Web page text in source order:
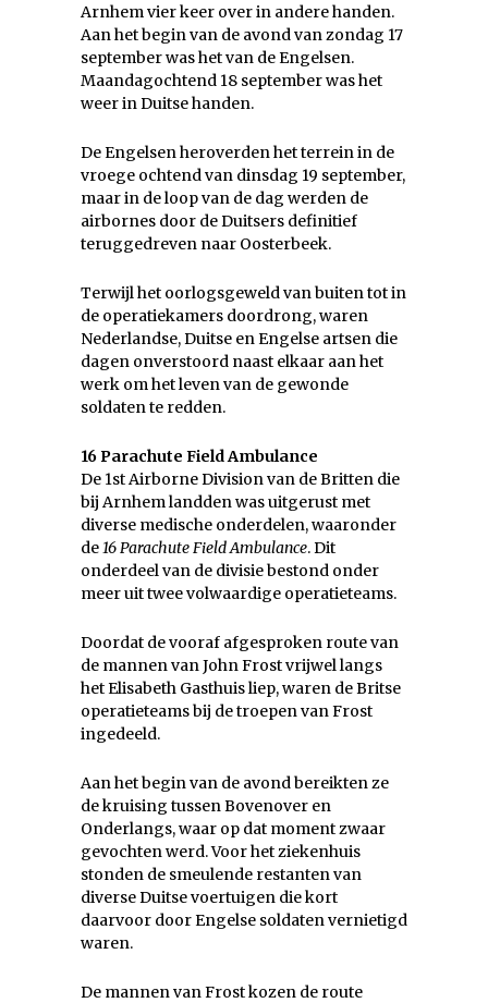
Arnhem vier keer over in andere handen.
Aan het begin van de avond van zondag 17
september was het van de Engelsen.
Maandagochtend 18 september was het
weer in Duitse handen.
De Engelsen heroverden het terrein in de
vroege ochtend van dinsdag 19 september,
maar in de loop van de dag werden de
airbornes door de Duitsers definitief
teruggedreven naar Oosterbeek.
Terwijl het oorlogsgeweld van buiten tot in
de operatiekamers doordrong, waren
Nederlandse, Duitse en Engelse artsen die
dagen onverstoord naast elkaar aan het
werk om het leven van de gewonde
soldaten te redden.
16 Parachute Field Ambulance
De 1st Airborne Division van de Britten die
bij Arnhem landden was uitgerust met
diverse medische onderdelen, waaronder
de16 Parachute Field Ambulance. Dit
onderdeel van de divisie bestond onder
meer uit twee volwaardige operatieteams.
Doordat de vooraf afgesproken route van
de mannen van John Frost vrijwel langs
het Elisabeth Gasthuis liep, waren de Britse
operatieteams bij de troepen van Frost
ingedeeld.
Aan het begin van de avond bereikten ze
de kruising tussen Bovenover en
Onderlangs, waar op dat moment zwaar
gevochten werd. Voor het ziekenhuis
stonden de smeulende restanten van
diverse Duitse voertuigen die kort
daarvoor door Engelse soldaten vernietigd
waren.
De mannen van Frost kozen de route